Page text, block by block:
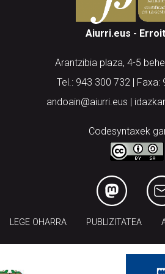
Aiurri.eus -
Arantzibia plaza, 4-5
Tel.: 943 300 732 | Faxa:
andoain@aiurri.eus |
Codesyntaxek
LEGE OHARRA PUBLIZITATEA